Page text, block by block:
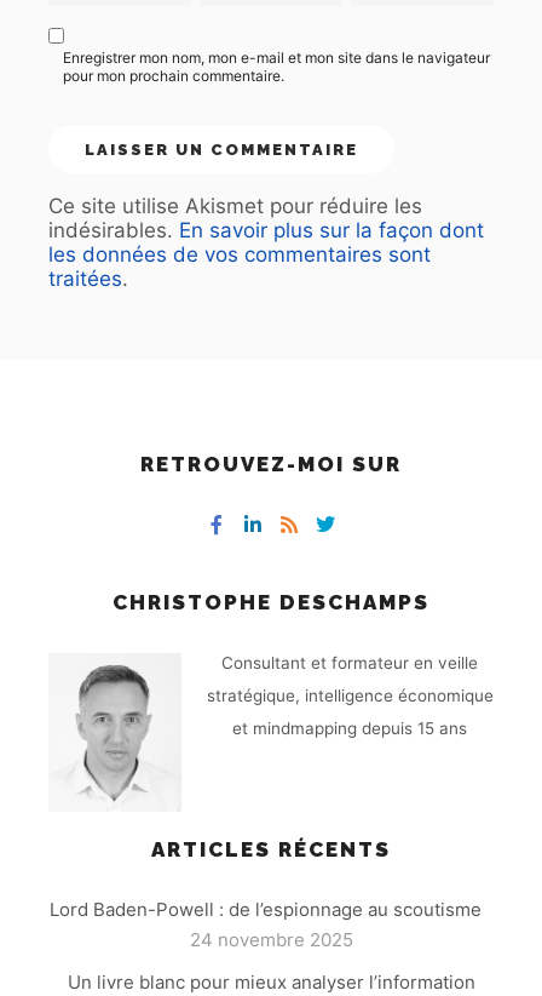
Enregistrer mon nom, mon e-mail et mon site dans le navigateur
pour mon prochain commentaire.
Ce site utilise Akismet pour réduire les
indésirables. En savoir plus sur la façon dont
les données de vos commentaires sont
traitées.
RETROUVEZ-MOI SUR
CHRISTOPHE DESCHAMPS
Consultant et formateur en veille
stratégique, intelligence économique
et mindmapping depuis 15 ans
ARTICLES RÉCENTS
Lord Baden-Powell : de l’espionnage au scoutisme
24 novembre 2025
Un livre blanc pour mieux analyser l’information